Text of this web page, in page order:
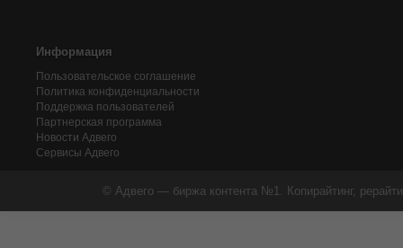
Информация
Пользовательское соглашение
Политика конфиденциальности
Поддержка пользователей
Партнерская программа
Новости Адвего
Сервисы Адвего
© Адвего — биржа контента №1. Копирайтинг,